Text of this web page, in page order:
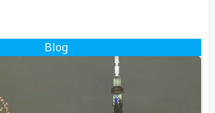
ゲ
Blog